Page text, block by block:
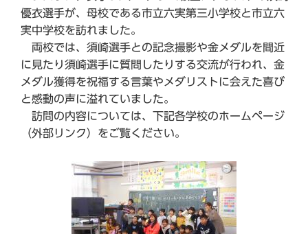
優衣選手が、母校である市立六実第三小学校と市立六
実中学校を訪れました。
両校では、須崎選手との記念撮影や金メダルを間近
に見たり須崎選手に質問したりする交流が行われ、金
メダル獲得を祝福する言葉やメダリストに会えた喜び
と感動の声に溢れていました。
訪問の内容については、下記各学校のホームページ
（外部リンク）をご覧ください。